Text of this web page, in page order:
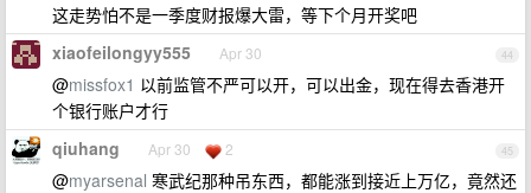
这走势怕不是一季度财报爆大雷，等下个月开奖吧
44
xiaofeilongyy555 Apr 30
@missfox1 以前监管不严可以开，可以出金，现在得去香港开
个银行账户才行
45
qiuhang Apr 30 2
@myarsenal 寒武纪那种吊东西，都能涨到接近上万亿，竟然还